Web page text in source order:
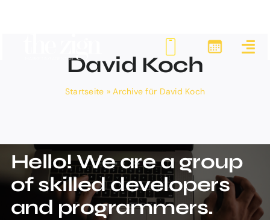
David Koch
Startseite » Archive für David Koch
Hello! We are a group
of skilled developers
and programmers.